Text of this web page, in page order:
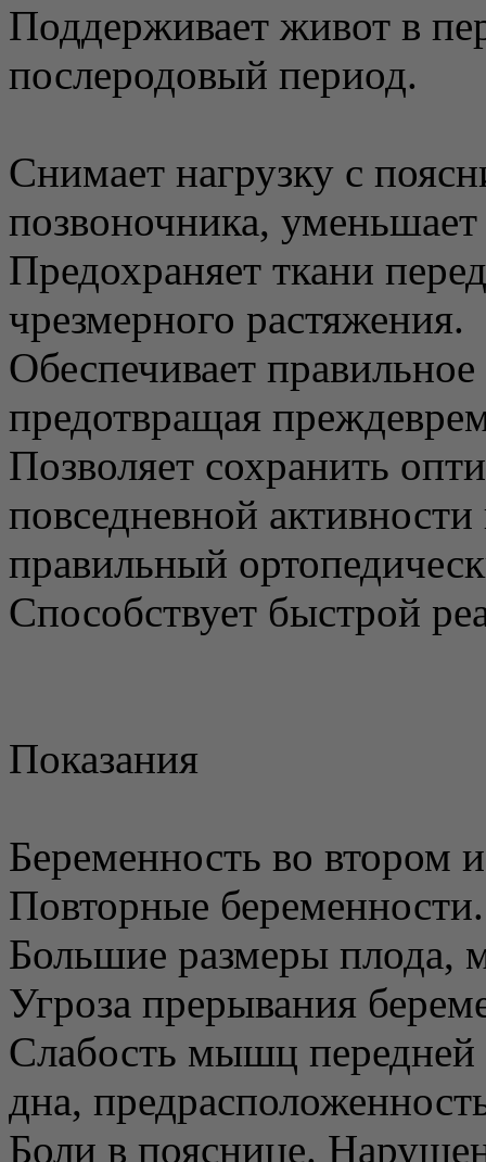
Поддерживает живот в
послеродовый период.
Снимает нагрузку с
позвоночника,
Предохраняет ткани
чрезмерного растяжения.
Обеспечивает
предотвращая
Позволяет сохранить
повседневной
правильный
Способствует быстрой
Показания
Беременность во втором
Повторные беременности.
Большие размеры плода,
Угроза прерывания
Слабость мышц
дна,
Боли в пояснице.